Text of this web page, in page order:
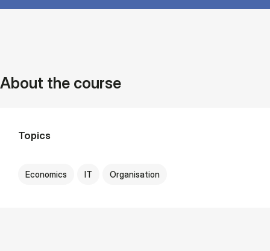
About the course
Topics
Economics IT Organisation